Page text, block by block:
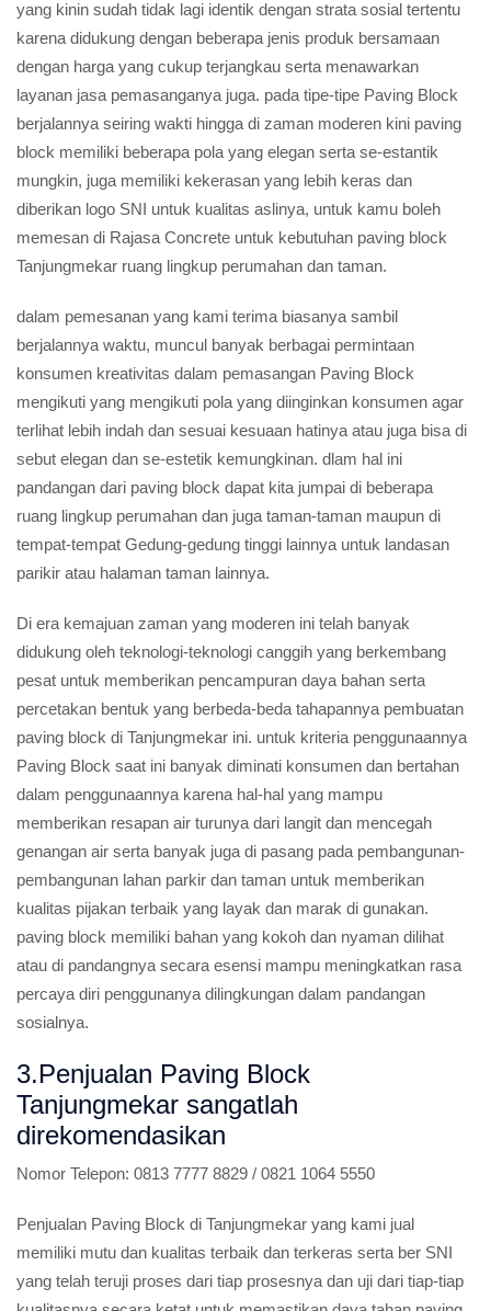
yang kinin sudah tidak lagi identik dengan strata sosial tertentu
karena didukung dengan beberapa jenis produk bersamaan
dengan harga yang cukup terjangkau serta menawarkan
layanan jasa pemasanganya juga. pada tipe-tipe Paving Block
berjalannya seiring wakti hingga di zaman moderen kini paving
block memiliki beberapa pola yang elegan serta se-estantik
mungkin, juga memiliki kekerasan yang lebih keras dan
diberikan logo SNI untuk kualitas aslinya, untuk kamu boleh
memesan di Rajasa Concrete untuk kebutuhan paving block
Tanjungmekar ruang lingkup perumahan dan taman.
dalam pemesanan yang kami terima biasanya sambil
berjalannya waktu, muncul banyak berbagai permintaan
konsumen kreativitas dalam pemasangan Paving Block
mengikuti yang mengikuti pola yang diinginkan konsumen agar
terlihat lebih indah dan sesuai kesuaan hatinya atau juga bisa di
sebut elegan dan se-estetik kemungkinan. dlam hal ini
pandangan dari paving block dapat kita jumpai di beberapa
ruang lingkup perumahan dan juga taman-taman maupun di
tempat-tempat Gedung-gedung tinggi lainnya untuk landasan
parikir atau halaman taman lainnya.
Di era kemajuan zaman yang moderen ini telah banyak
didukung oleh teknologi-teknologi canggih yang berkembang
pesat untuk memberikan pencampuran daya bahan serta
percetakan bentuk yang berbeda-beda tahapannya pembuatan
paving block di Tanjungmekar ini. untuk kriteria penggunaannya
Paving Block saat ini banyak diminati konsumen dan bertahan
dalam penggunaannya karena hal-hal yang mampu
memberikan resapan air turunya dari langit dan mencegah
genangan air serta banyak juga di pasang pada pembangunan-
pembangunan lahan parkir dan taman untuk memberikan
kualitas pijakan terbaik yang layak dan marak di gunakan.
paving block memiliki bahan yang kokoh dan nyaman dilihat
atau di pandangnya secara esensi mampu meningkatkan rasa
percaya diri penggunanya dilingkungan dalam pandangan
sosialnya.
3.Penjualan Paving Block
Tanjungmekar sangatlah
direkomendasikan
Nomor Telepon: 0813 7777 8829 / 0821 1064 5550
Penjualan Paving Block di Tanjungmekar yang kami jual
memiliki mutu dan kualitas terbaik dan terkeras serta ber SNI
yang telah teruji proses dari tiap prosesnya dan uji dari tiap-tiap